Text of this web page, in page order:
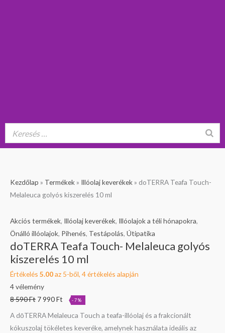
Kezdőlap » Termékek » Illóolaj keverékek » doTERRA Teafa Touch-
Melaleuca golyós kiszerelés 10 ml
Akciós termékek, Illóolaj keverékek, Illóolajok a téli hónapokra,
Önálló illóolajok, Pihenés, Testápolás, Útipatika
doTERRA Teafa Touch- Melaleuca golyós
kiszerelés 10 ml
Értékelés 5.00az 5-ből, 4értékelés alapján
4vélemény
8 590Ft
Original
price
8
590 Ft.
7 990Ft
Current
price
7
990 Ft.
-7%
A dōTERRA Melaleuca Touch a teafa-illóolaj és a frakcionált
kókuszolaj tökéletes keveréke, amelynek használata ideális az
doTERRA
Teafa
Melaleuca
golyós
kiszerelés
10
ml